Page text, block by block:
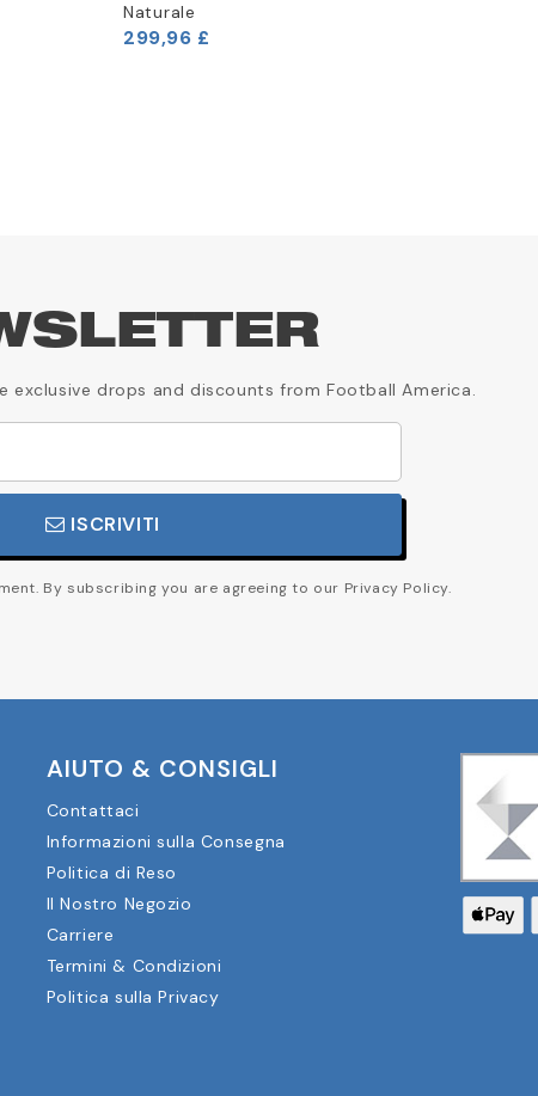
Naturale
299,96 £
exclusive drops and discounts from Football America.
ISCRIVITI
By subscribing you are agreeing to our Privacy Policy.
AIUTO & CONSIGLI
Contattaci
Informazioni sulla Consegna
Politica di Reso
Il Nostro Negozio
Carriere
Termini & Condizioni
Politica sulla Privacy